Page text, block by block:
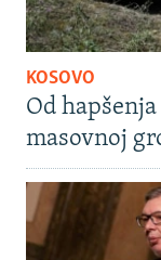
KOSOVO
Od
masovnoj